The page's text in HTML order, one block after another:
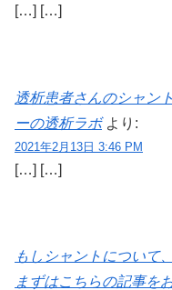
[…] […]
透析患者さんのシャン
ーの透析ラボ より:
2021年2月13日 3:46 PM
[…] […]
もしシャントについて
まずはこちらの記事を